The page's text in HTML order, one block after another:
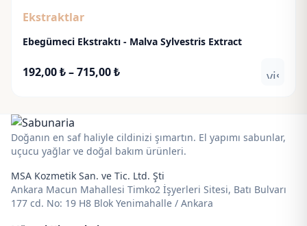
Ekstraktlar
Ebegümeci Ekstraktı - Malva Sylvestris Extract
192,00₺–715,00₺Fiyat
715,00 ₺
Doğanın en saf haliyle cildinizi şımartın. El yapımı sabunlar,
uçucu yağlar ve doğal bakım ürünleri.
MSA Kozmetik San. ve Tic. Ltd. Şti
Ankara Macun Mahallesi Timko2 İşyerleri Sitesi, Batı Bulvarı
177 cd. No: 19 H8 Blok Yenimahalle / Ankara